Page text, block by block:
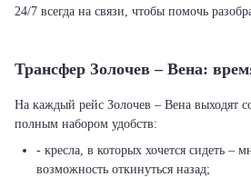
24/7 всегда на связи, чтобы помочь
Трансфер Золочев – Вена:
На каждый рейс Золочев – Вена выходят
полным набором удобств:
- кресла, в которых хочется сидеть –
возможность откинуться назад;